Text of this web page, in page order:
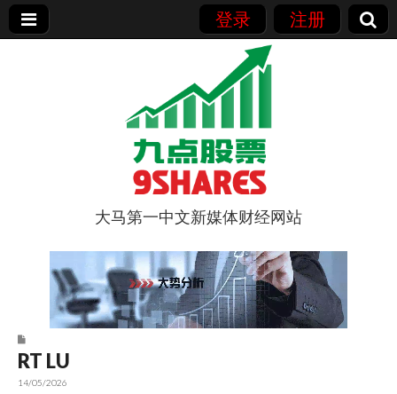
登录 注册
9点股票
大马第一中文新媒体财经网站
RT LU
14/05/2026